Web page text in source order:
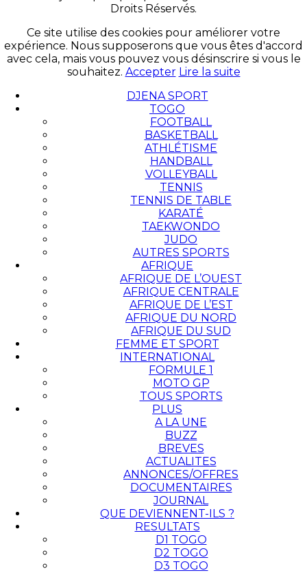
Droits Réservés.
Ce site utilise des cookies pour améliorer votre
expérience. Nous supposerons que vous êtes d'accord
avec cela, mais vous pouvez vous désinscrire si vous le
souhaitez. Accepter Lire la suite
DJENA SPORT
TOGO
FOOTBALL
BASKETBALL
ATHLÉTISME
HANDBALL
VOLLEYBALL
TENNIS
TENNIS DE TABLE
KARATÉ
TAEKWONDO
JUDO
AUTRES SPORTS
AFRIQUE
AFRIQUE DE L’OUEST
AFRIQUE CENTRALE
AFRIQUE DE L’EST
AFRIQUE DU NORD
AFRIQUE DU SUD
FEMME ET SPORT
INTERNATIONAL
FORMULE 1
MOTO GP
TOUS SPORTS
PLUS
A LA UNE
BUZZ
BREVES
ACTUALITES
ANNONCES/OFFRES
DOCUMENTAIRES
JOURNAL
QUE DEVIENNENT-ILS ?
RESULTATS
D1 TOGO
D2 TOGO
D3 TOGO